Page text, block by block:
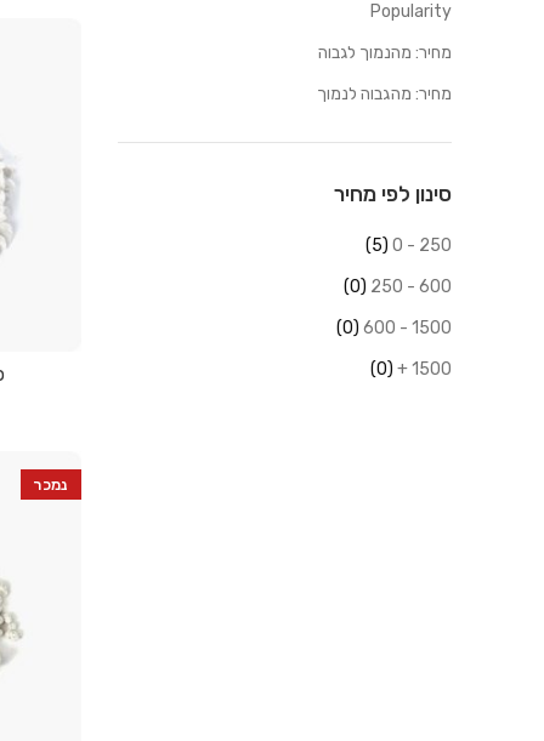
Popularity
מחיר: מהנמוך לגבוה
מחיר: מהגבוה לנמוך
סינון לפי מחיר
250 - 0
(5)
600 - 250
(0)
1500 - 600
(0)
1500 +
(0)
נמכר